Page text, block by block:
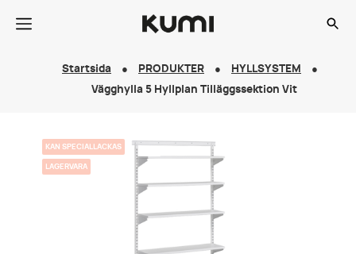
Startsida PRODUKTER
HYLLSYSTEM
Vägghylla 5 Hyllplan Tilläggssektion Vit
KAN SPECIALLACKAS
LAGERVARA